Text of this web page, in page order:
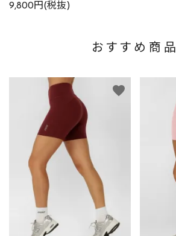
9,800円(税抜)
おすすめ商品
favorite